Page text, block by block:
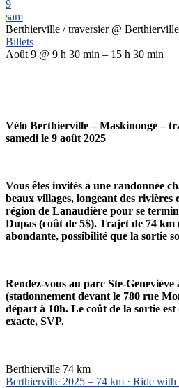
9
sam
Berthierville / traversier @ Berthierville
Billets
Août 9 @ 9 h 30 min – 15 h 30 min
Vélo Berthierville – Maskinongé –
samedi le 9 août 2025
Vous êtes invités à une randonnée
beaux villages, longeant des rivières
région de Lanaudière pour se
Dupas (coût de 5$). Trajet de 74 km
abondante, possibilité que la sortie
Rendez-vous au parc Ste-
(stationnement devant le 780 rue
départ à 10h. Le coût de la sortie est
exacte, SVP.
Berthierville 74 km
Berthierville 2025 – 74 km · Ride with